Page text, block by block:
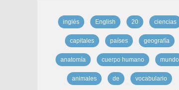
inglés English 20 ciencias
capitales países geografía
anatomía cuerpo humano mundo
animales de vocabulario